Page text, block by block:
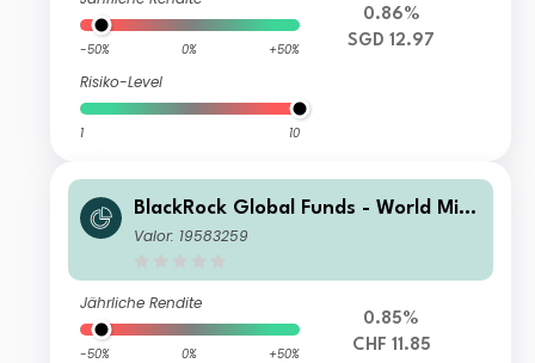
-50% 0% +50%
Risiko-Level
1 10
0.86%
SGD 12.97
BlackRock Global Funds - World Mini
ng Fund D2 CHF Hedged
Valor: 19583259
Jährliche Rendite
-50% 0% +50%
0.85%
CHF 11.85